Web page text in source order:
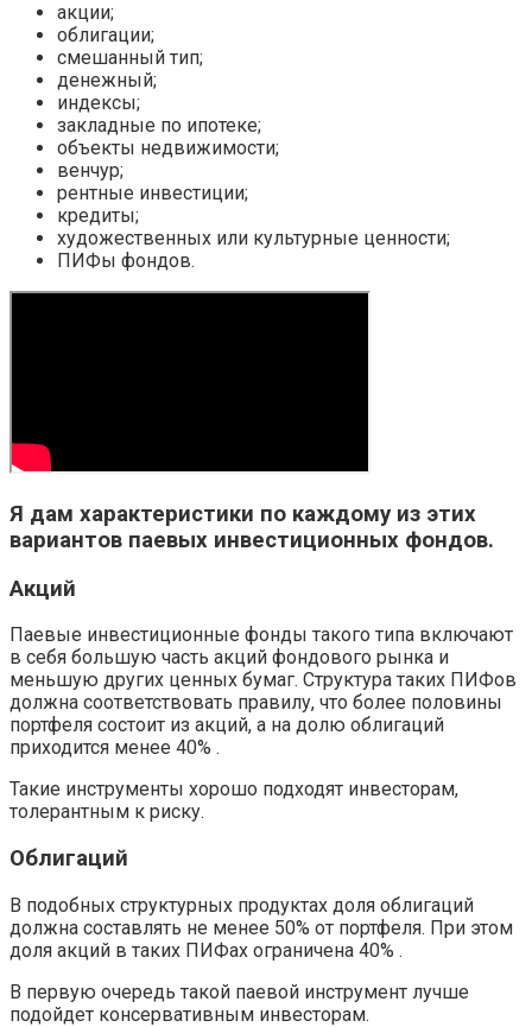
акции;
облигации;
смешанный тип;
денежный;
индексы;
закладные по ипотеке;
объекты недвижимости;
венчур;
рентные инвестиции;
кредиты;
художественных или культурные ценности;
ПИФы фондов.
Я дам характеристики по каждому из этих
вариантов паевых инвестиционных фондов.
Акций
Паевые инвестиционные фонды такого типа включают
в себя большую часть акций фондового рынка и
меньшую других ценных бумаг. Структура таких ПИФов
должна соответствовать правилу, что более половины
портфеля состоит из акций, а на долю облигаций
приходится менее 40% .
Такие инструменты хорошо подходят инвесторам,
толерантным к риску.
Облигаций
В подобных структурных продуктах доля облигаций
должна составлять не менее 50% от портфеля. При этом
доля акций в таких ПИФах ограничена 40% .
В первую очередь такой паевой инструмент лучше
подойдет консервативным инвесторам.